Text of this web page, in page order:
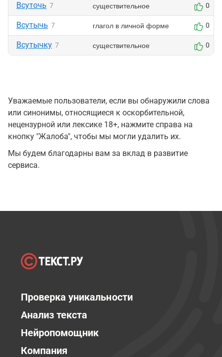
Всуточь 7 существительное 0
Всутычь 7 глагол в личной форме 0
Всутычку 7 существительное 0
Уважаемые пользователи, если вы обнаружили слова
или синонимы, относящиеся к оскорбительной,
нецензурной или лексике 18+, нажмите справа на
кнопку "Жалоба", чтобы мы могли удалить их.
Мы будем благодарны вам за вклад в развитие
сервиса.
Проверка уникальности
Анализ текста
Нейропомощник
Компания